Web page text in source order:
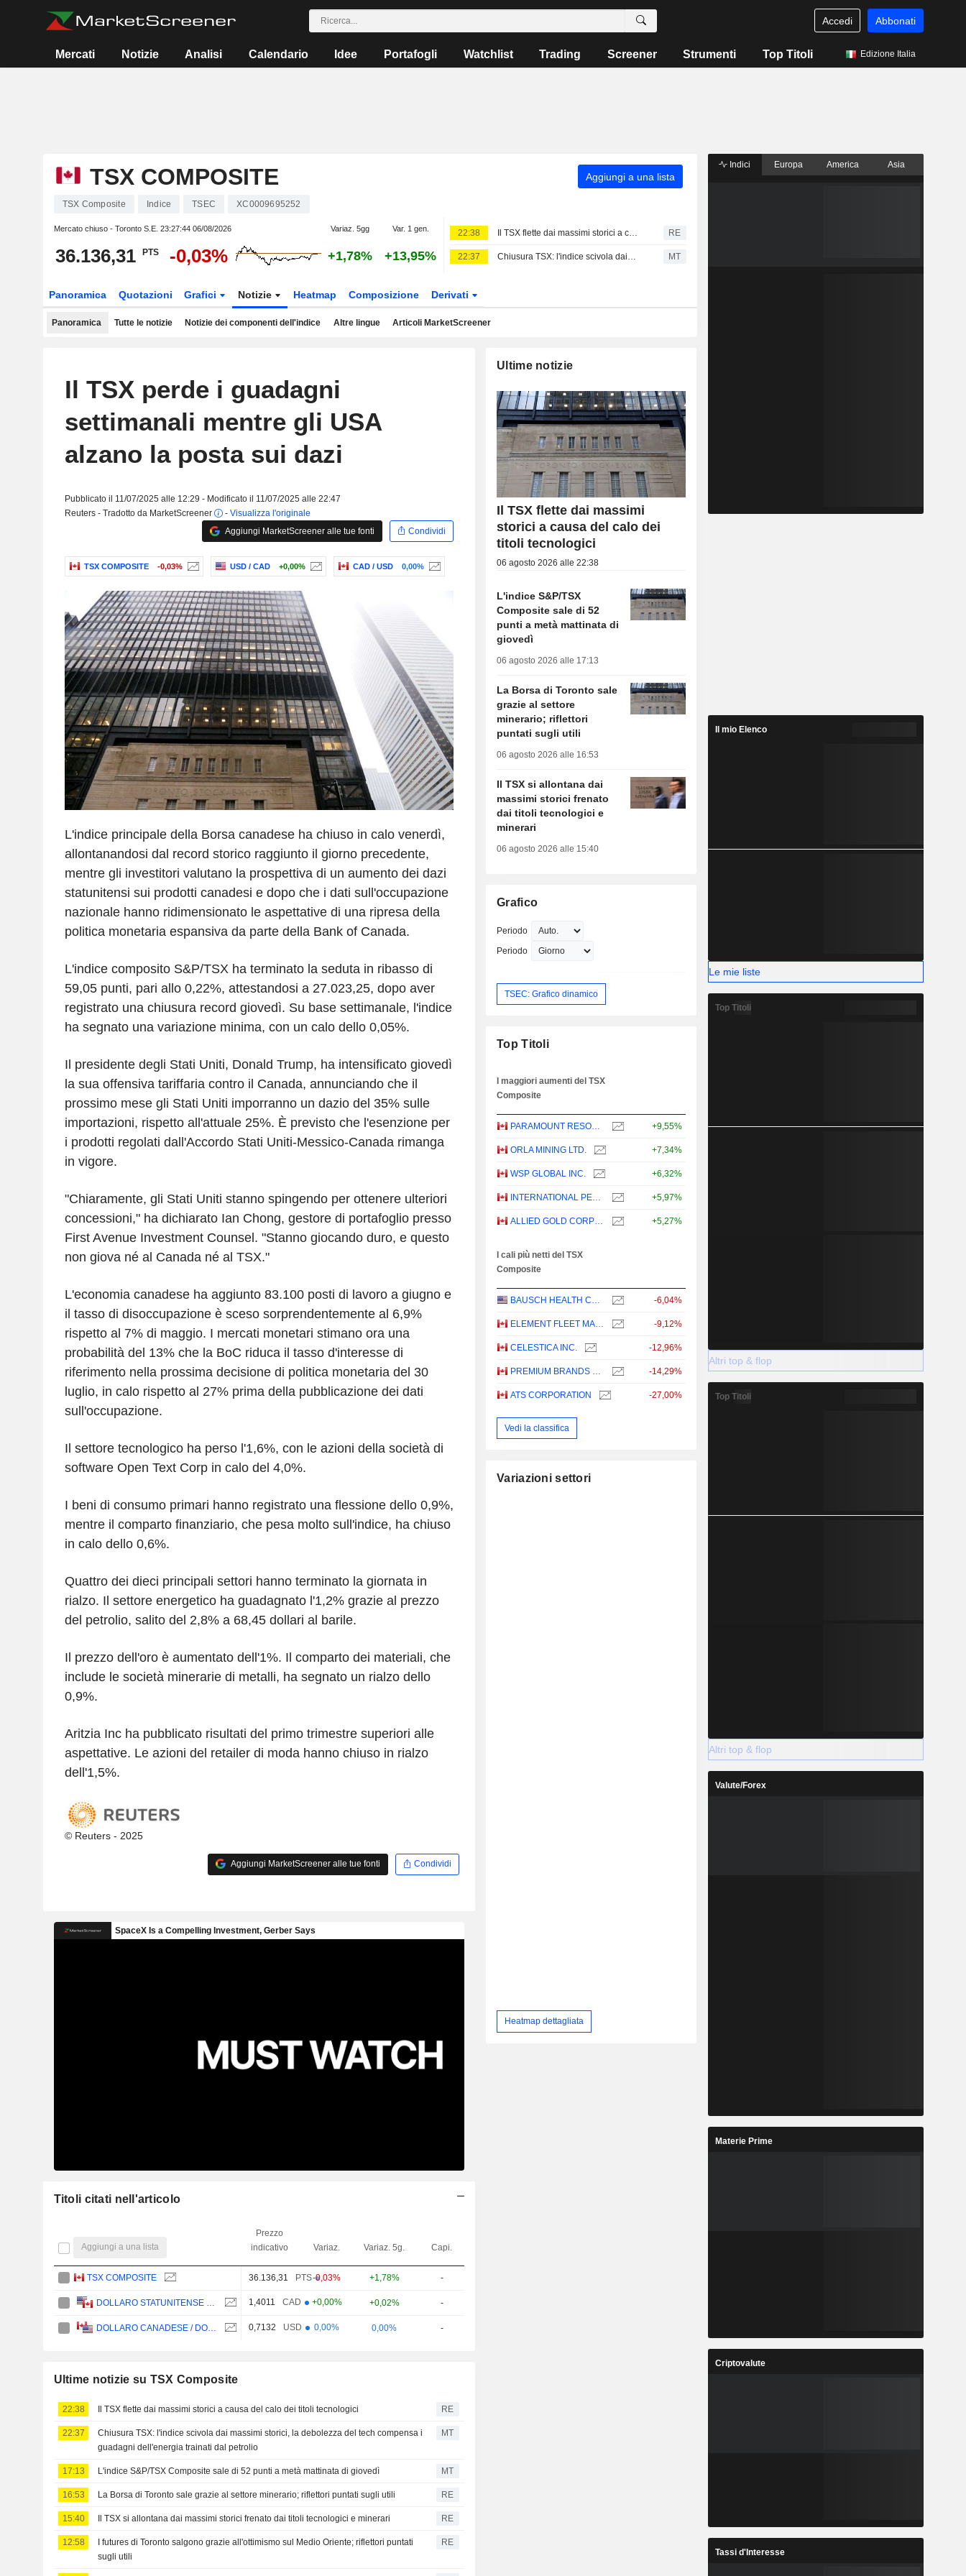
Accedi Abbonati
Mercati Notizie Analisi Calendario Idee Portafogli Watchlist Trading Screener Strumenti Top Titoli Edizione Italia
TSX COMPOSITE Aggiungi a una lista
TSX Composite Indice TSEC XC0009695252
Mercato chiuso - Toronto S.E. 23:27:44 06/08/2026 Variaz. 5gg Var. 1 gen.
36.136,31 PTS -0,03% +1,78% +13,95%
22:38 Il TSX flette dai massimi storici a causa del calo dei titoli tecnologici RE
22:37 Chiusura TSX: l'indice scivola dai massimi storici, la debolezza del tech compensa i guadagni dell'energia trainati dal petrolio MT
Panoramica Quotazioni Grafici Notizie Heatmap Composizione Derivati
Panoramica Tutte le notizie Notizie dei componenti dell'indice Altre lingue Articoli MarketScreener
Il TSX perde i guadagni
settimanali mentre gli USA
alzano la posta sui dazi
Pubblicato il 11/07/2025 alle 12:29 - Modificato il 11/07/2025 alle 22:47
Reuters - Tradotto da MarketScreener
- Visualizza l'originale
Aggiungi MarketScreener alle tue fonti
Condividi
TSX COMPOSITE -0,03% USD / CAD +0,00% CAD / USD 0,00%
L'indice principale della Borsa canadese ha chiuso in calo venerdì,
allontanandosi dal record storico raggiunto il giorno precedente,
mentre gli investitori valutano la prospettiva di un aumento dei dazi
statunitensi sui prodotti canadesi e dopo che i dati sull'occupazione
nazionale hanno ridimensionato le aspettative di una ripresa della
politica monetaria espansiva da parte della Bank of Canada.
L'indice composito S&P/TSX ha terminato la seduta in ribasso di
59,05 punti, pari allo 0,22%, attestandosi a 27.023,25, dopo aver
registrato una chiusura record giovedì. Su base settimanale, l'indice
ha segnato una variazione minima, con un calo dello 0,05%.
Il presidente degli Stati Uniti, Donald Trump, ha intensificato giovedì
la sua offensiva tariffaria contro il Canada, annunciando che il
prossimo mese gli Stati Uniti imporranno un dazio del 35% sulle
importazioni, rispetto all'attuale 25%. È previsto che l'esenzione per
i prodotti regolati dall'Accordo Stati Uniti-Messico-Canada rimanga
in vigore.
"Chiaramente, gli Stati Uniti stanno spingendo per ottenere ulteriori
concessioni," ha dichiarato Ian Chong, gestore di portafoglio presso
First Avenue Investment Counsel. "Stanno giocando duro, e questo
non giova né al Canada né al TSX."
L'economia canadese ha aggiunto 83.100 posti di lavoro a giugno e
il tasso di disoccupazione è sceso sorprendentemente al 6,9%
rispetto al 7% di maggio. I mercati monetari stimano ora una
probabilità del 13% che la BoC riduca il tasso d'interesse di
riferimento nella prossima decisione di politica monetaria del 30
luglio, in calo rispetto al 27% prima della pubblicazione dei dati
sull'occupazione.
Il settore tecnologico ha perso l'1,6%, con le azioni della società di
software Open Text Corp in calo del 4,0%.
I beni di consumo primari hanno registrato una flessione dello 0,9%,
mentre il comparto finanziario, che pesa molto sull'indice, ha chiuso
in calo dello 0,6%.
Quattro dei dieci principali settori hanno terminato la giornata in
rialzo. Il settore energetico ha guadagnato l'1,2% grazie al prezzo
del petrolio, salito del 2,8% a 68,45 dollari al barile.
Il prezzo dell'oro è aumentato dell'1%. Il comparto dei materiali, che
include le società minerarie di metalli, ha segnato un rialzo dello
0,9%.
Aritzia Inc ha pubblicato risultati del primo trimestre superiori alle
aspettative. Le azioni del retailer di moda hanno chiuso in rialzo
dell'1,5%.
© Reuters - 2025
Aggiungi MarketScreener alle tue fonti Condividi
Titoli citati nell'articolo
Aggiungi a una lista
Prezzo
indicativo
Variaz. Variaz. 5g. Capi.
TSX COMPOSITE 36.136,31 PTS-0,03% +1,78% -
1,4011 CAD +0,00% +0,02% -
0,7132 USD 0,00% 0,00% -
Ultime notizie su TSX Composite
22:38 Il TSX flette dai massimi storici a causa del calo dei titoli tecnologici RE
22:37
Chiusura TSX: l'indice scivola dai massimi storici, la debolezza del tech compensa i
guadagni dell'energia trainati dal petrolio
MT
17:13 L'indice S&P/TSX Composite sale di 52 punti a metà mattinata di giovedì MT
16:53 La Borsa di Toronto sale grazie al settore minerario; riflettori puntati sugli utili RE
15:40 Il TSX si allontana dai massimi storici frenato dai titoli tecnologici e minerari RE
12:58
I futures di Toronto salgono grazie all'ottimismo sul Medio Oriente; riflettori puntati
sugli utili
RE
Ultime notizie
Il TSX flette dai massimi
storici a causa del calo dei
titoli tecnologici
06 agosto 2026 alle 22:38
L'indice S&P/TSX
Composite sale di 52
punti a metà mattinata di
giovedì
06 agosto 2026 alle 17:13
La Borsa di Toronto sale
grazie al settore
minerario; riflettori
puntati sugli utili
06 agosto 2026 alle 16:53
Il TSX si allontana dai
massimi storici frenato
dai titoli tecnologici e
minerari
06 agosto 2026 alle 15:40
Grafico
Periodo
Periodo
TSEC: Grafico dinamico
Top Titoli
I maggiori aumenti del TSX
Composite
PARAMOUNT RESOURCES LTD. +9,55%
ORLA MINING LTD. +7,34%
WSP GLOBAL INC. +6,32%
INTERNATIONAL PETROLEUM CORPORATION +5,97%
ALLIED GOLD CORPORATION +5,27%
I cali più netti del TSX
Composite
BAUSCH HEALTH COMPANIES INC. -6,04%
ELEMENT FLEET MANAGEMENT CORP. -9,12%
CELESTICA INC. -12,96%
PREMIUM BRANDS HOLDINGS CORPORATION -14,29%
ATS CORPORATION -27,00%
Vedi la classifica
Variazioni settori
Heatmap dettagliata
Indici Europa America Asia
Il mio Elenco
Le mie liste
Top Titoli
Altri top & flop
Top Titoli
Altri top & flop
Valute/Forex
Materie Prime
Criptovalute
Tassi d'Interesse